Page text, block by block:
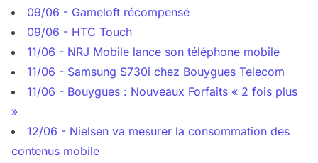
09/06 - Gameloft récompensé
09/06 - HTC Touch
11/06 - NRJ Mobile lance son téléphone mobile
11/06 - Samsung S730i chez Bouygues Telecom
11/06 - Bouygues : Nouveaux Forfaits « 2 fois plus
»
12/06 - Nielsen va mesurer la consommation des
contenus mobile